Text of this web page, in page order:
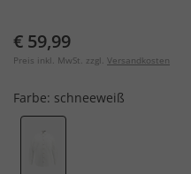
€ 59,99
Preis inkl. MwSt. zzgl. Versandkosten
Farbe: schneeweiß